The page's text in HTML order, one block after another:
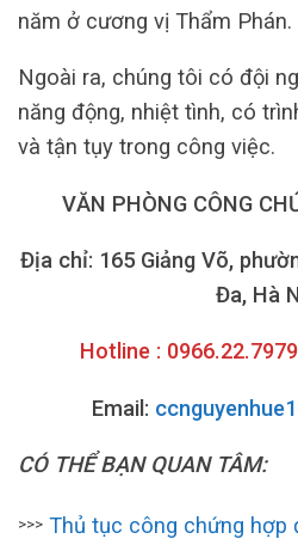
năm ở cương vị Thẩm Phán.
Ngoài ra, chúng tôi có đội
năng động, nhiệt tình, có
và tận tụy trong công việc.
VĂN PHÒNG CÔNG
Địa chỉ: 165 Giảng Võ,
Đa, Hà
Hotline :
Email:
CÓ THỂ BẠN QUAN TÂM:
>>> Thủ tục công chứng hợp